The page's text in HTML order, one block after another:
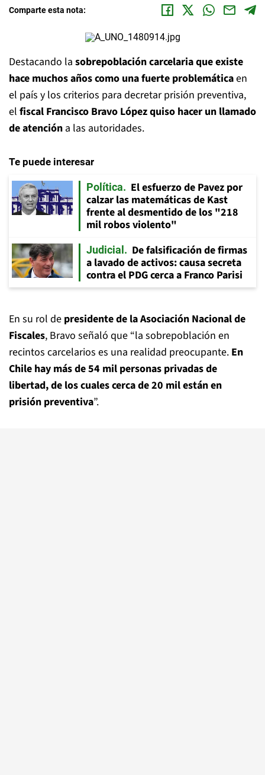
Comparte esta nota:
Destacando la sobrepoblación carcelaria que existe
hace muchos años como una fuerte problemáticaen
el país y los criterios para decretar prisión preventiva,
el fiscal Francisco Bravo López quiso hacer un llamado
de atención a las autoridades.
Te puede interesar
Política
El esfuerzo de Pavez por
calzar las matemáticas de Kast
frente al desmentido de los "218
mil robos violento"
Judicial
De falsificación de firmas
a lavado de activos: causa secreta
contra el PDG cerca a Franco Parisi
En su rol de presidente de la Asociación Nacional de
Fiscales, Bravo señaló que “la sobrepoblación en
recintos carcelarios es una realidad preocupante. En
Chile hay más de 54 mil personas privadas de
libertad, de los cuales cerca de 20 mil están en
prisión preventiva”.